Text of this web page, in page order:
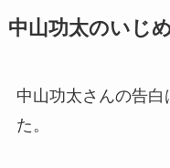
中山功太のいじ
中山功太さんの告
た。